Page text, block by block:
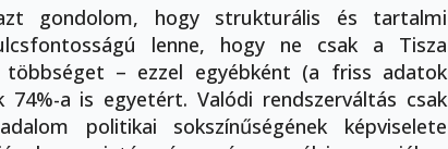
gondolom, hogy strukturális és tartalmi
lenne, hogy ne csak a Tisza
többséget – ezzel egyébként (a friss adatok
a is egyetért. Valódi rendszerváltás csak
politikai sokszínűségének képviselete